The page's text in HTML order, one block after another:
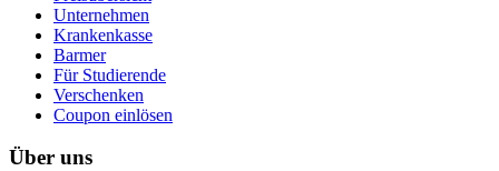
Unternehmen
Krankenkasse
Barmer
Für Studierende
Ver­schen­ken
Coupon einlösen
Über uns